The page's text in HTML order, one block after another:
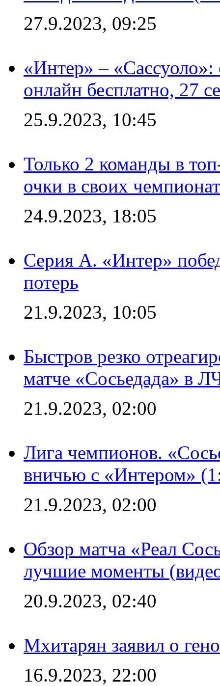
27.9.2023, 09:25
«Интер» –
онлайн бесплатно, 27
25.9.2023, 10:45
Только 2 команды в
очки в своих
24.9.2023, 18:05
Серия А. «Интер»
потерь
21.9.2023, 10:05
Быстров резко
матче «Сосьедада» в
21.9.2023, 02:00
Лига чемпионов.
вничью с «Интером»
21.9.2023, 02:00
Обзор матча «Реал
лучшие моменты
20.9.2023, 02:40
Мхитарян заявил о
16.9.2023, 22:00